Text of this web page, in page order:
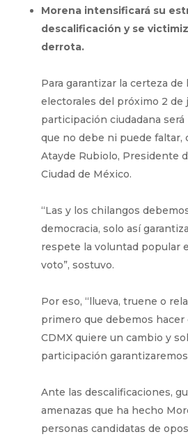
Morena intensificará su
descalificación y se
derrota.
Para garantizar la certeza de
electorales del próximo 2 de
participación ciudadana
que no debe ni puede faltar,
Atayde Rubiolo, Presidente
Ciudad de México.
“Las y los chilangos
democracia, solo así
respete la voluntad popular
voto”, sostuvo.
Por eso, “llueva, truene o
primero que debemos hacer
CDMX quiere un cambio y
participación
Ante las descalificaciones,
amenazas que ha hecho
personas candidatas de